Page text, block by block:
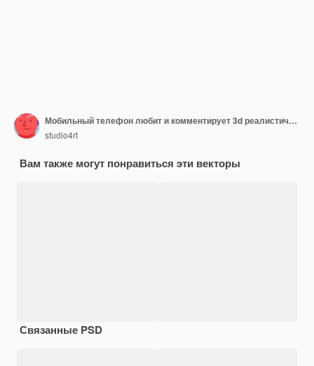
Мобильный телефон любит и комментирует 3d реалистичную иллюстрацию Черный смартфон в перспективе телефон с речевыми пузырями и сердцами изометрический клипарт
studio4rt
Вам также могут понравиться эти векторы
Связанные PSD